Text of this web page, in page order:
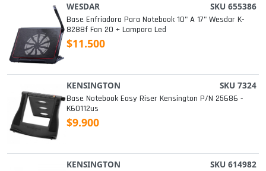
WESDAR SKU 655386
Base Enfriadora Para Notebook 10" A 17" Wesdar K-
8288f Fan 20 + Lampara Led
$11.500
KENSINGTON SKU 7324
Base Notebook Easy Riser Kensington P/n 25686 -
K60112us
$9.900
KENSINGTON SKU 614982